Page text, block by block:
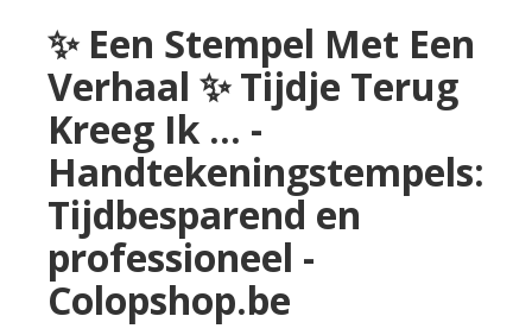
✨ Een Stempel Met Een
Verhaal ✨ Tijdje Terug
Kreeg Ik ... -
Handtekeningstempels:
Tijdbesparend en
professioneel -
Colopshop.be